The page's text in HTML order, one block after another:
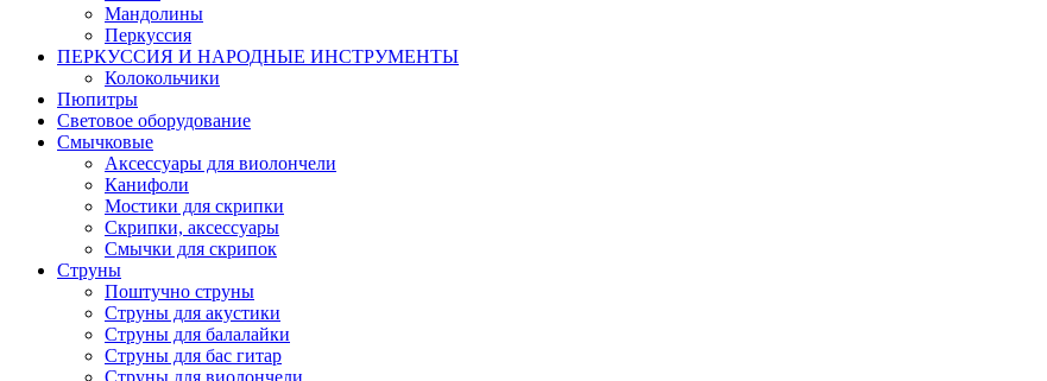
Мандолины
Перкуссия
ПЕРКУССИЯ И НАРОДНЫЕ ИНСТРУМЕНТЫ
Колокольчики
Пюпитры
Световое оборудование
Смычковые
Аксессуары для виолончели
Канифоли
Мостики для скрипки
Скрипки, аксессуары
Смычки для скрипок
Струны
Поштучно струны
Струны для акустики
Струны для балалайки
Струны для бас гитар
Струны для виолончели